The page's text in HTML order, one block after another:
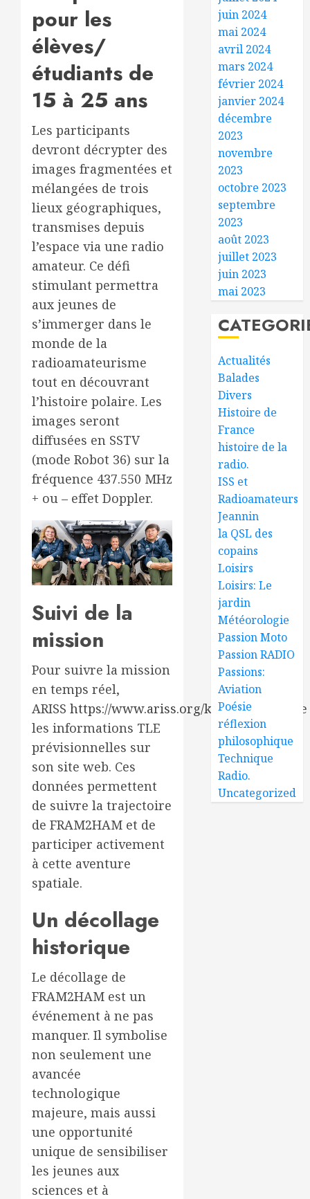
pour les
élèves/
étudiants de
15 à 25 ans
Les participants
devront décrypter des
images fragmentées et
mélangées de trois
lieux géographiques,
transmises depuis
l’espace via une radio
amateur. Ce défi
stimulant permettra
aux jeunes de
s’immerger dans le
monde de la
radioamateurisme
tout en découvrant
l’histoire polaire. Les
images seront
diffusées en SSTV
(mode Robot 36) sur la
fréquence 437.550 MHz
+ ou – effet Doppler.
Suivi de la
mission
Pour suivre la mission
en temps réel,
ARISS https://www.ariss.org/keps.html
publie
les informations TLE
prévisionnelles sur
son site web. Ces
données permettent
de suivre la trajectoire
de FRAM2HAM et de
participer activement
à cette aventure
spatiale.
Un décollage
historique
Le décollage de
FRAM2HAM est un
événement à ne pas
manquer. Il symbolise
non seulement une
avancée
technologique
majeure, mais aussi
une opportunité
unique de sensibiliser
les jeunes aux
sciences et à
juin 2024
mai 2024
avril 2024
mars 2024
février 2024
janvier 2024
décembre
2023
novembre
2023
octobre 2023
septembre
2023
août 2023
juillet 2023
juin 2023
mai 2023
Actualités
Balades
Divers
Histoire de
France
histoire de la
radio.
ISS et
Radioamateurs
Jeannin
la QSL des
copains
Loisirs
Loisirs: Le
jardin
Météorologie
Passion Moto
Passion RADIO
Passions:
Aviation
Poésie
réflexion
philosophique
Technique
Radio.
Uncategorized